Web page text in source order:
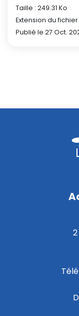
Taille : 249.31 Ko
Extension du
Publié le 27 Oct.